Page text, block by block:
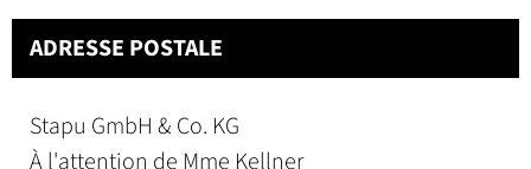
ADRESSE POSTALE
Stapu GmbH & Co. KG